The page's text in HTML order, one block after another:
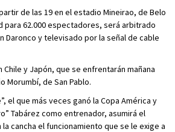
de las 19 en el estadio Mineirao, de Belo
para 62.000 espectadores, será arbitrado
Daronco y televisado por la señal de cable
y Japón, que se enfrentarán mañana
Morumbí, de San Pablo.
el que más veces ganó la Copa América y
Tabárez como entrenador, asumirá el
cancha el funcionamiento que se le exige a